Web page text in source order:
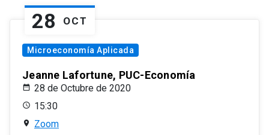
28 OCT
Microeconomía Aplicada
Jeanne Lafortune, PUC-Economía
28 de Octubre de 2020
15:30
Zoom